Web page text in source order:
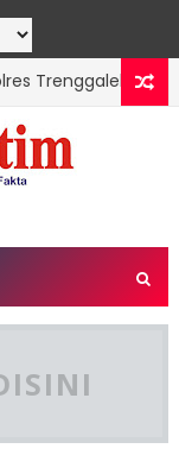
Padukan
Hentikan Praktik